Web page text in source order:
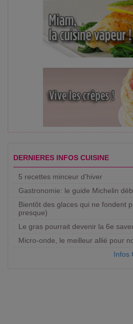
DERNIERES INFOS CUISINE
5 recettes minceur d'hiver
Gastronomie: le guide Michelin
Bientôt des glaces qui ne fondent
presque)
Le gras pourrait devenir la 6e
Micro-onde, le meilleur allié pour
Infos